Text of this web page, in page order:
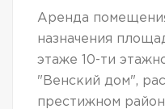
Аренда
назначения
этаже 10-ти
"Венский дом",
престижном